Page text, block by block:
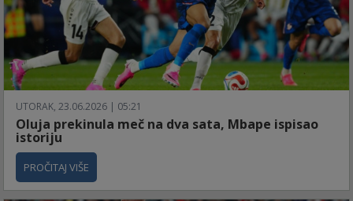
UTORAK, 23.06.2026 | 05:21
Oluja prekinula meč na dva sata, Mbape ispisao
istoriju
PROČITAJ VIŠE